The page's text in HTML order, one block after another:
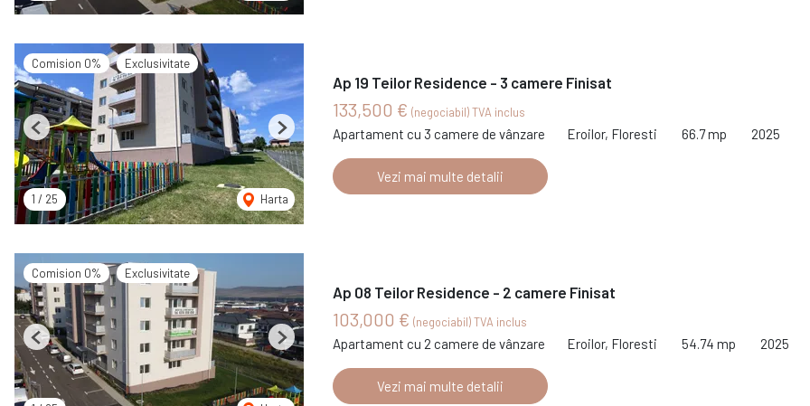
Comision 0% Exclusivitate
1 / 25 Harta
Previous Next
Ap 19 Teilor Residence - 3 camere Finisat
133,500 € (negociabil) TVA inclus
Apartament cu 3 camere de vânzare Eroilor, Floresti 66.7 mp 2025
Vezi mai multe detalii
Comision 0% Exclusivitate
Previous Next
Ap 08 Teilor Residence - 2 camere Finisat
103,000 € (negociabil) TVA inclus
Apartament cu 2 camere de vânzare Eroilor, Floresti 54.74 mp 2025
Vezi mai multe detalii